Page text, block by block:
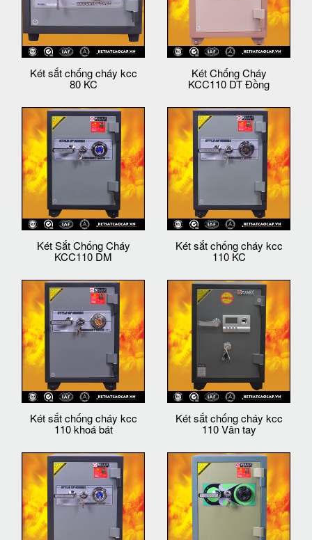
Két sắt chống cháy kcc
80 KC
Két Chống Cháy
KCC110 DT Đồng
Két Sắt Chống Cháy
KCC110 DM
Két sắt chống cháy kcc
110 KC
Két sắt chống cháy kcc
110 khoá bát
Két sắt chống cháy kcc
110 Vân tay